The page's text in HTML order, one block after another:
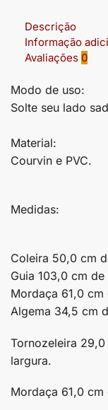
Descrição
Informação
Avaliações 0
Modo de uso:
Solte seu lado
Material:
Courvin e PVC.
Medidas:
Coleira 50,0 cm
Guia 103,0 cm
Mordaça 61,0
Algema 34,5 cm
Tornozeleira
largura.
Mordaça 61,0